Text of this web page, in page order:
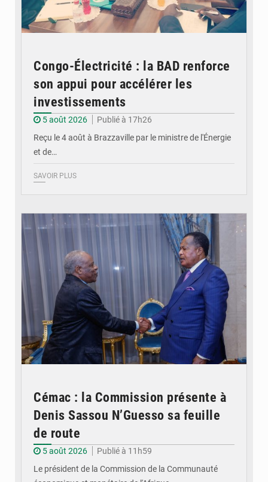
Congo-Électricité : la BAD renforce
son appui pour accélérer les
investissements
5 août 2026
Publié à 17h26
Reçu le 4 août à Brazzaville par le ministre de l'Énergie
et de…
SAVOIR PLUS
Cémac : la Commission présente à
Denis Sassou N’Guesso sa feuille
de route
5 août 2026
Publié à 11h59
Le président de la Commission de la Communauté